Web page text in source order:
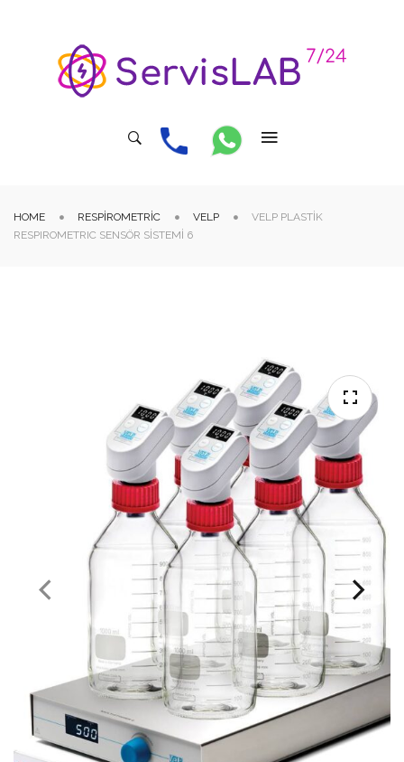
HOME RESPIROMETRIC VELP
VELP PLASTIK
RESPIROMETRIC SENSÖR SISTEMI 6